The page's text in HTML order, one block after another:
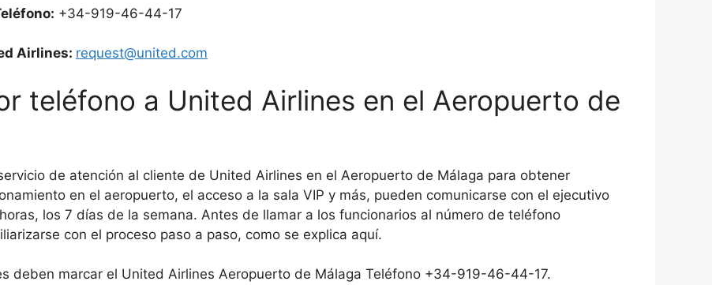
+34-919-46-44-17
Airlines: request@united.com
teléfono a United Airlines en el Aeropuerto de
de atención al cliente de United Airlines en el Aeropuerto de Málaga para obtener
en el aeropuerto, el acceso a la sala VIP y más, pueden comunicarse con el ejecutivo
los 7 días de la semana. Antes de llamar a los funcionarios al número de teléfono
con el proceso paso a paso, como se explica aquí.
deben marcar el United Airlines Aeropuerto de Málaga Teléfono +34-919-46-44-17.